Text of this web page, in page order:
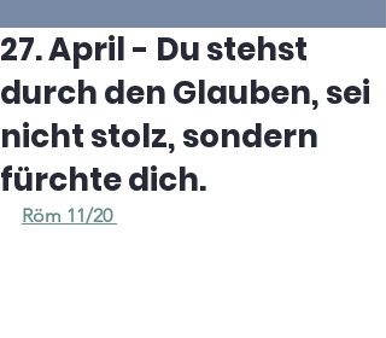
27. April - Du stehst
durch den Glauben, sei
nicht stolz, sondern
fürchte dich.
Röm 11/20